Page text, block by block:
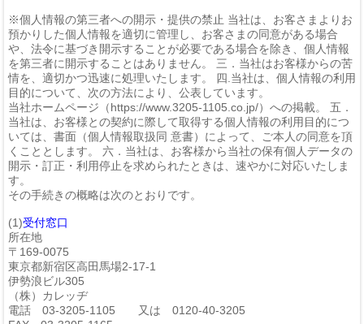
※個人情報の第三者への開示・提供の禁止 当社は、お客さまよりお
預かりした個人情報を適切に管理し、お客さまの同意がある場合
や、法令に基づき開示することが必要である場合を除き、個人情報
を第三者に開示することはありません。 三．当社はお客様からの苦
情を、適切かつ迅速に処理いたします。 四.当社は、個人情報の利用
目的について、次の方法により、公表しています。
当社ホームページ（https://www.3205-1105.co.jp/）への掲載。 五．
当社は、お客様との契約に際して取得する個人情報の利用目的につ
いては、書面（個人情報取扱同 意書）によって、ご本人の同意を頂
くこととします。 六．当社は、お客様から当社の保有個人データの
開示・訂正・利用停止を求められたときは、速やかに対応いたしま
す。
その手続きの概略は次のとおりです。
(1)受付窓口
所在地
〒169-0075
東京都新宿区高田馬場2-17-1
伊勢浪ビル305
（株）カレッヂ
電話 03-3205-1105 又は 0120-40-3205